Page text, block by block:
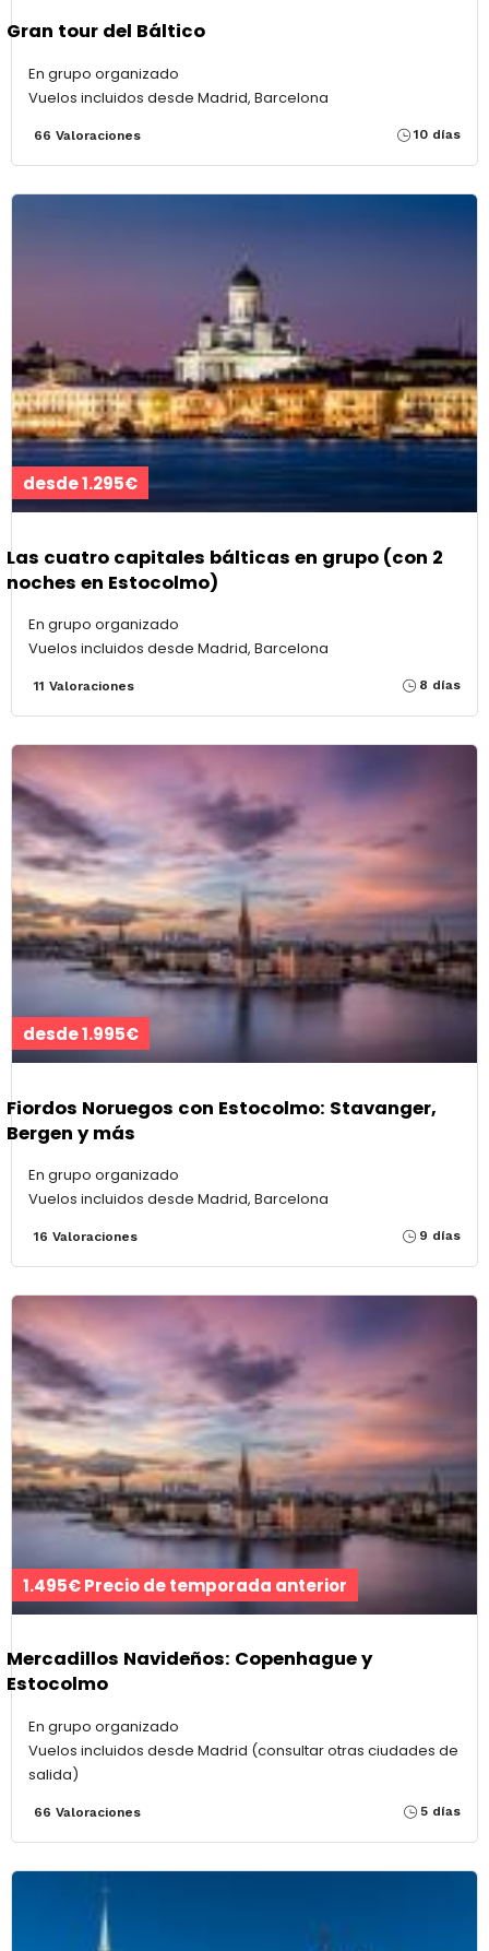
Gran tour del Báltico
En grupo organizado
Vuelos incluidos desde Madrid, Barcelona
66 Valoraciones 10 días
desde 1.295€
Las cuatro capitales bálticas en grupo (con 2
noches en Estocolmo)
En grupo organizado
Vuelos incluidos desde Madrid, Barcelona
11 Valoraciones 8 días
desde 1.995€
Fiordos Noruegos con Estocolmo: Stavanger,
Bergen y más
En grupo organizado
Vuelos incluidos desde Madrid, Barcelona
16 Valoraciones 9 días
1.495€ Precio de temporada anterior
Mercadillos Navideños: Copenhague y
Estocolmo
En grupo organizado
Vuelos incluidos desde Madrid (consultar otras ciudades de
salida)
66 Valoraciones 5 días